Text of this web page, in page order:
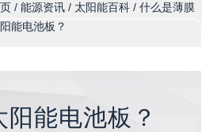
/能源资讯 / 太阳能百科 / 什么是薄膜
能电池板？
能电池板？